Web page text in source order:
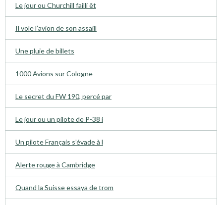
Le jour ou Churchill failli êt
Il vole l’avion de son assaill
Une pluie de billets
1000 Avions sur Cologne
Le secret du FW 190, percé par
Le jour ou un pilote de P-38 i
Un pilote Français s’évade à l
Alerte rouge à Cambridge
Quand la Suisse essaya de trom